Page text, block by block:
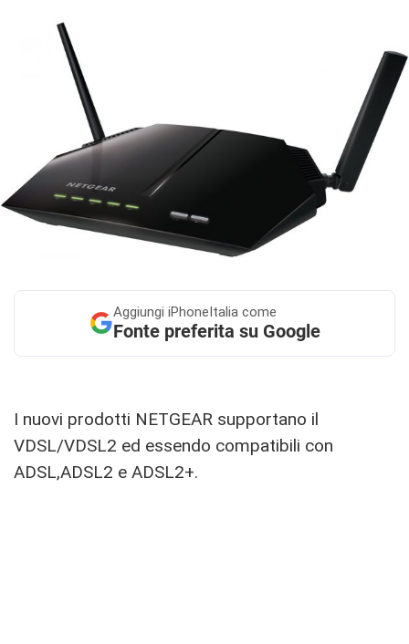
Aggiungi iPhoneItalia come
Fonte preferita su Google
I nuovi prodotti NETGEAR supportano il
VDSL/VDSL2 ed essendo compatibili con
ADSL,ADSL2 e ADSL2+.